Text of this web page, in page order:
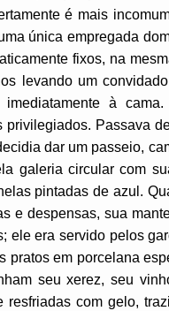
é mais
única empregada
fixos, na
levando um
à
Passava
dar um passeio,
galeria circular com
pintadas de azul.
e despensas, sua
ele era servido pelos
em porcelana
seu xerez, seu
resfriadas com gelo,